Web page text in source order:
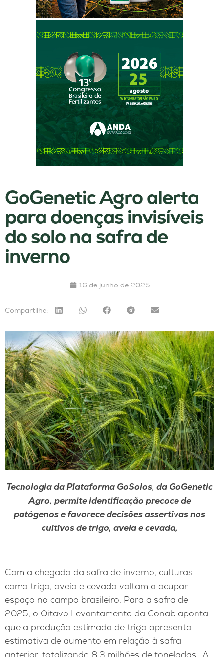
GoGenetic Agro alerta
para doenças invisíveis
do solo na safra de
inverno
16 de junho de 2025
Compartilhe:
Tecnologia da Plataforma GoSolos, da GoGenetic
Agro, permite identificação precoce de
patógenos e favorece decisões assertivas nos
cultivos de trigo, aveia e cevada,
Com a chegada da safra de inverno, culturas
como trigo, aveia e cevada voltam a ocupar
espaço no campo brasileiro. Para a safra de
2025, o Oitavo Levantamento da Conab aponta
que a produção estimada de trigo apresenta
estimativa de aumento em relação à safra
anterior, totalizando 8,3 milhões de toneladas. A